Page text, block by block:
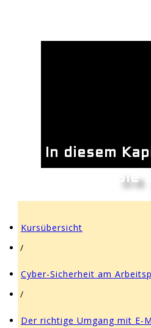
In diesem
Sie
Kursübersicht
/
Cyber-Sicherheit am
/
Der richtige Umgang mit E-